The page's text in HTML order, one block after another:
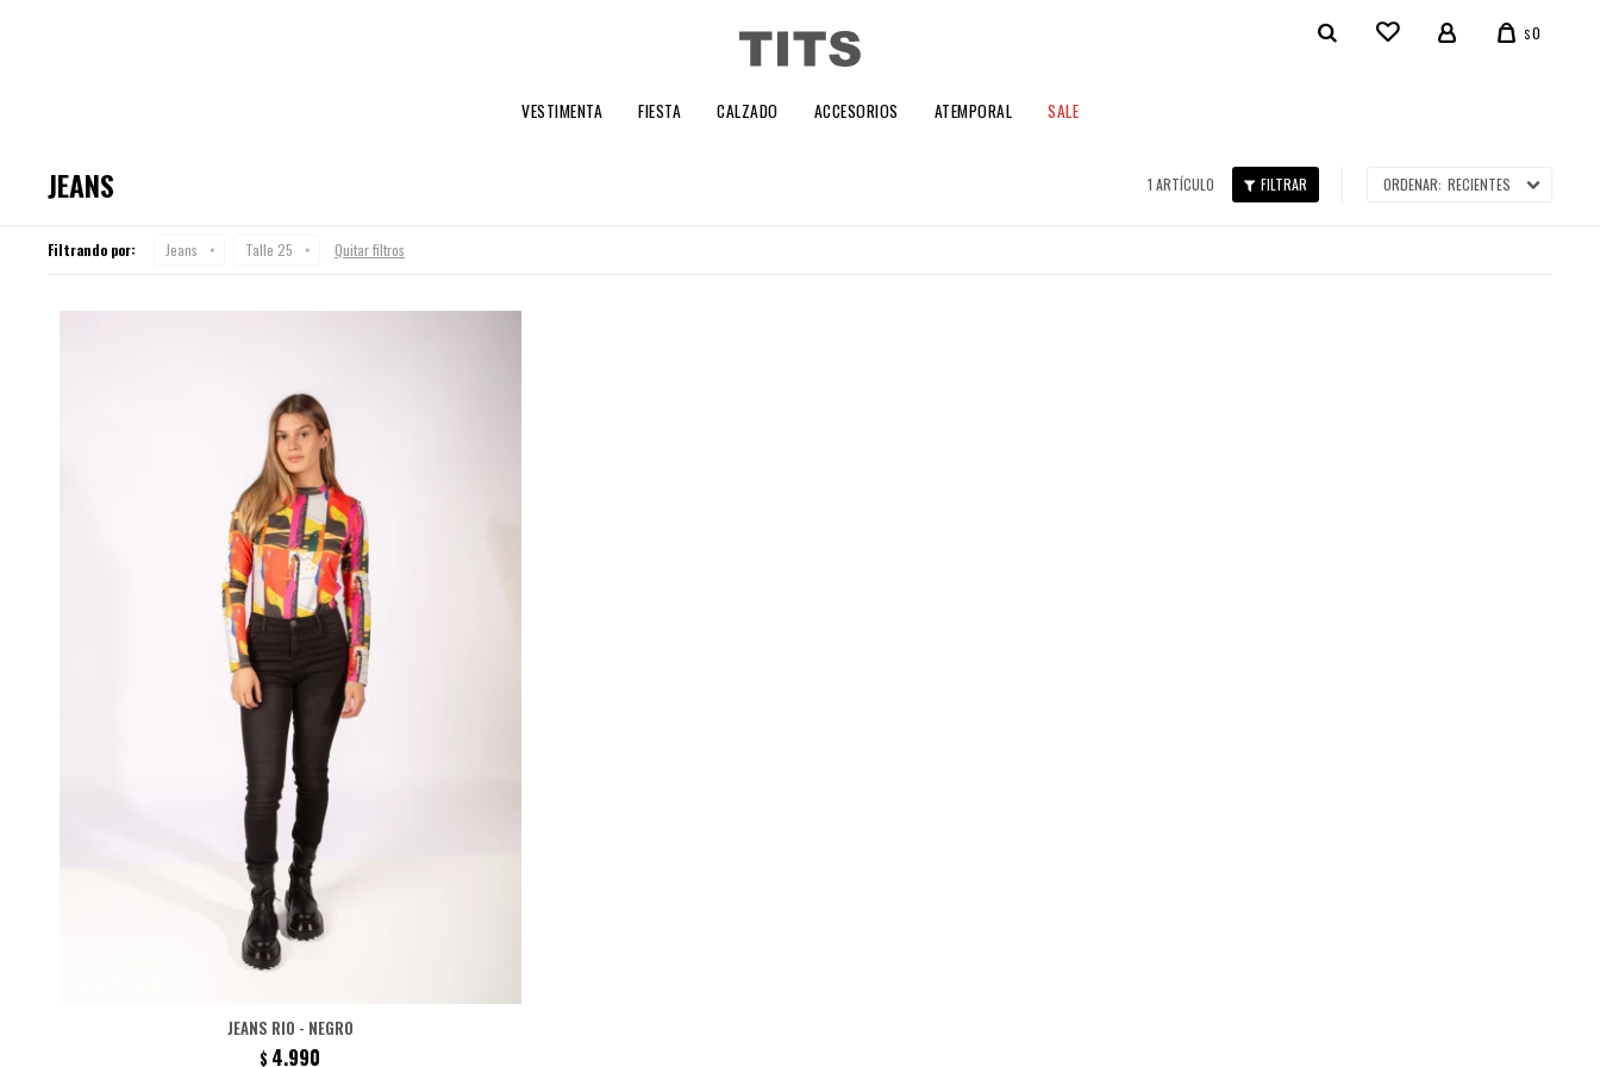
VESTIMENTA FIESTA CALZADO ACCESORIOS ATEMPORAL SALE
$0
JEANS 1 ARTÍCULO RECIENTES
Filtrando por: Jeans Talle 25 Quitar filtros
JEANS RIO - NEGRO
$ 4.990